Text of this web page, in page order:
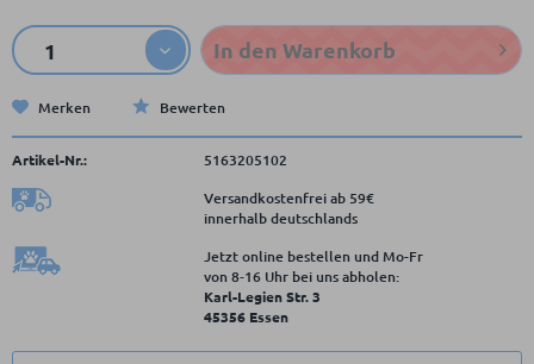
In den Warenkorb
Merken Bewerten
Artikel-Nr.:
5163205102
Versandkostenfrei ab 59€
innerhalb deutschlands
Jetzt online bestellen und Mo-Fr
von 8‑16 Uhr bei uns abholen:
Karl-Legien Str. 3
45356 Essen